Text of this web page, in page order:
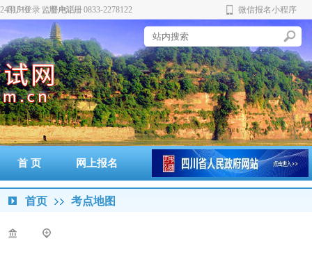
用户登录 用户注册
监督电话：0833-2278122 微信报名小程序
实 创
新
首 页 网上报名 准考证打印 通知书打印
成绩查询 政策法规
首页 考点地图